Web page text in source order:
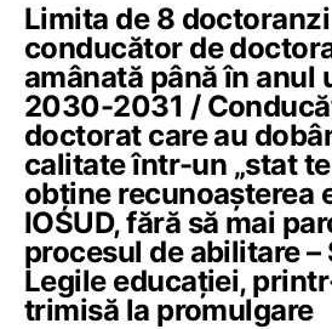
Limita de 8
conducător de
amânată până în anul
2030-2031 /
doctorat care au
calitate într-un „stat
obține recunoașterea
IOSUD, fără să mai
procesul de abilitare
Legile educației,
trimisă la promulgare